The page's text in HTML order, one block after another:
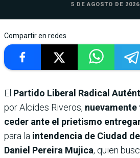
5 DE AGOSTO DE
Compartir en redes
El Partido Liberal Radical
por Alcides Riveros,
ceder ante el prietismo
para la intendencia de Ciudad
Daniel Pereira Mujica, quien